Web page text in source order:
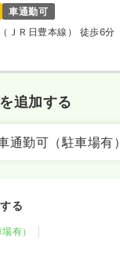
車通勤可
ＪＲ日豊本線） 徒歩6分
追加する
通勤可（駐車場有）
る
有）